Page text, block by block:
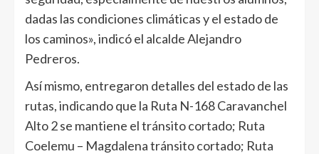
dadas las condiciones climáticas y el estado de
los caminos», indicó el alcalde Alejandro
Pedreros.
Así mismo, entregaron detalles del estado de las
rutas, indicando que la Ruta N-168 Caravanchel
Alto 2 se mantiene el tránsito cortado; Ruta
Coelemu – Magdalena tránsito cortado; Ruta